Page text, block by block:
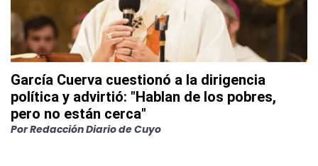
García Cuerva cuestionó a la dirigencia
política y advirtió: "Hablan de los pobres,
pero no están cerca"
PorRedacción Diario de Cuyo